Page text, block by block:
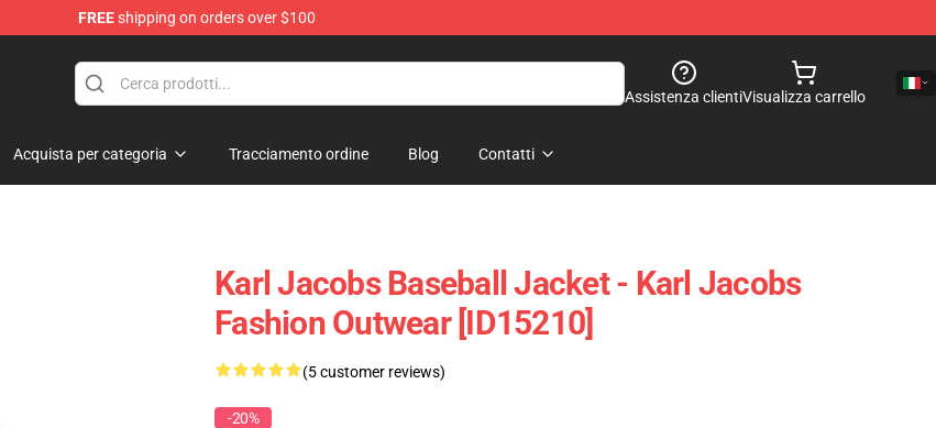
FREEshipping on orders over $100
Assistenza clientiVisualizza carrello
Acquista per categoria Tracciamento ordine Blog Contatti
Karl Jacobs Baseball Jacket - Karl Jacobs
Fashion Outwear [ID15210]
(5 customer reviews)
-20%